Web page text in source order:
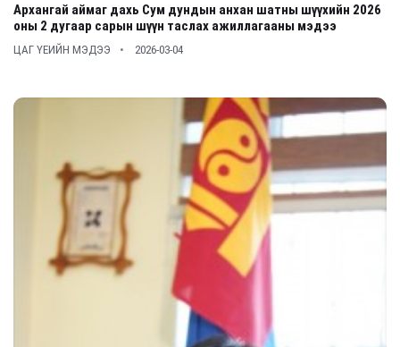
Архангай аймаг дахь Сум дундын анхан шатны шүүхийн 2026
оны 2 дугаар сарын шүүн таслах ажиллагааны мэдээ
ЦАГ ҮЕИЙН МЭДЭЭ 2026-03-04